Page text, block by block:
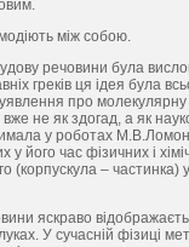
між собою.
речовини була
греків ця ідея була
уявлення про
не як здогад, а як
у роботах
у його час фізичних і
(корпускула –
яскраво
У сучасній фізиці